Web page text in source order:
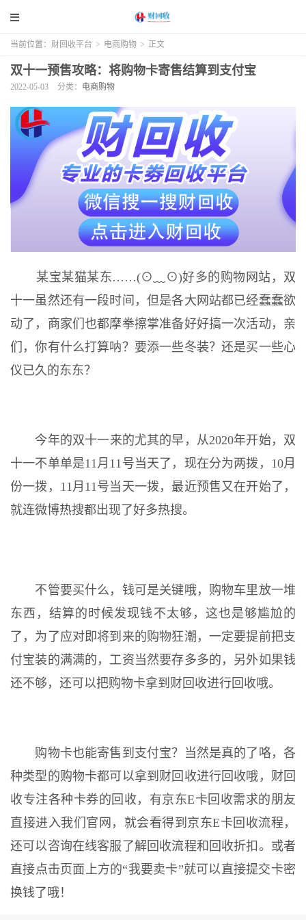
当前位置： 财回收平台 > 电商购物 > 正文
双十一预售攻略：将购物卡寄售结算到支付宝
2022-05-03 分类： 电商购物
某宝某猫某东……(⊙﹏⊙)好多的购物网站，双
十一虽然还有一段时间，但是各大网站都已经蠢蠢欲
动了，商家们也都摩拳擦掌准备好好搞一次活动，亲
们，你有什么打算呐？要添一些冬装？还是买一些心
仪已久的东东？
今年的双十一来的尤其的早，从2020年开始，双
十一不单单是11月11号当天了，现在分为两拨，10月
份一拨，11月11号当天一拨，最近预售又在开始了，
就连微博热搜都出现了好多热搜。
不管要买什么，钱可是关键哦，购物车里放一堆
东西，结算的时候发现钱不太够，这也是够尴尬的
了，为了应对即将到来的购物狂潮，一定要提前把支
付宝装的满满的，工资当然要存多多的，另外如果钱
还不够，还可以把购物卡拿到财回收进行回收哦。
购物卡也能寄售到支付宝？当然是真的了咯，各
种类型的购物卡都可以拿到财回收进行回收哦，财回
收专注各种卡券的回收，有京东E卡回收需求的朋友
直接进入我们官网，就会看得到京东E卡回收流程，
还可以咨询在线客服了解回收流程和回收折扣。或者
直接点击页面上方的“我要卖卡”就可以直接提交卡密
换钱了哦！